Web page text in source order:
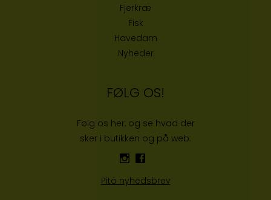
Fjerkræ
Fisk
Havedam
Nyheder
FØLG OS!
Følg os her, og se hvad der
sker i butikken og på web:
Pitó nyhedsbrev